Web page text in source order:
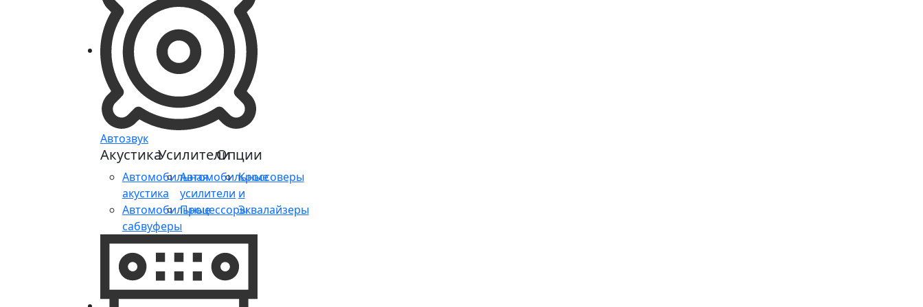
Автозвук
Акустика
Автомобильная
акустика
Автомобильные
сабвуферы
Усилители
Автомобильные
усилители
Процессоры
Опции
Кроссоверы
и
Эквалайзеры